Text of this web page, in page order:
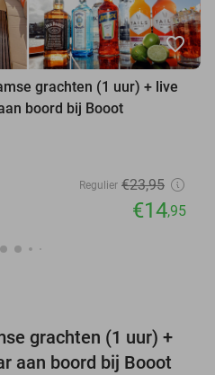
favorite_border
grachten (1 uur) + live
boord bij Booot
Regulier €23,95
€14,95
38%
grachten (1 uur) +
aan boord bij Booot